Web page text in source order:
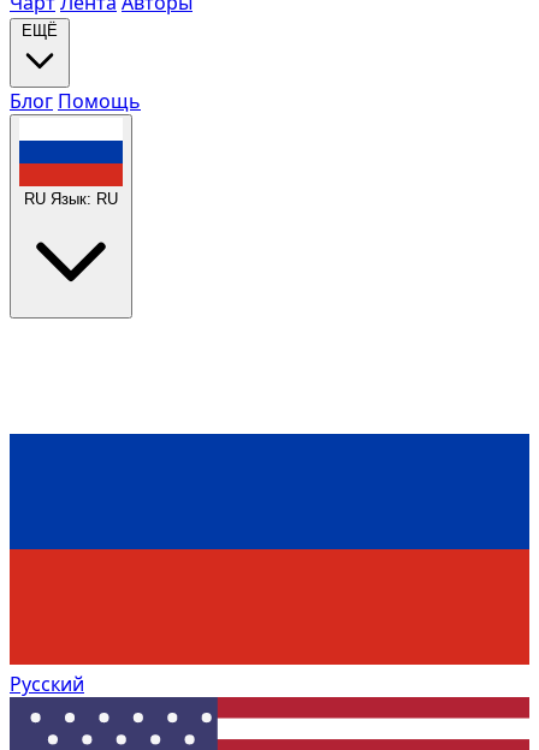
ЕЩЁ
Блог Помощь
RU Язык: RU
Русский